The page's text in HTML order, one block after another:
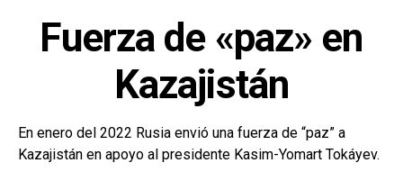
Fuerza de «paz» en
Kazajistán
En enero del 2022 Rusia envió una fuerza de “paz” a
Kazajistán en apoyo al presidente Kasim-Yomart Tokáyev.